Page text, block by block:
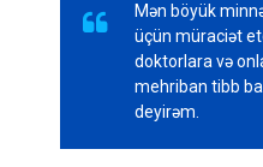

Mən böyük
üçün müraciət
doktorlara və
mehriban tibb
deyirəm.